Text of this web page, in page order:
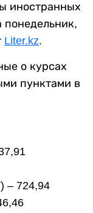
иностранных
понедельник,
Liter.kz.
о курсах
пунктами в
– 724,94